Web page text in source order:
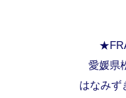
愛媛県
はなみず